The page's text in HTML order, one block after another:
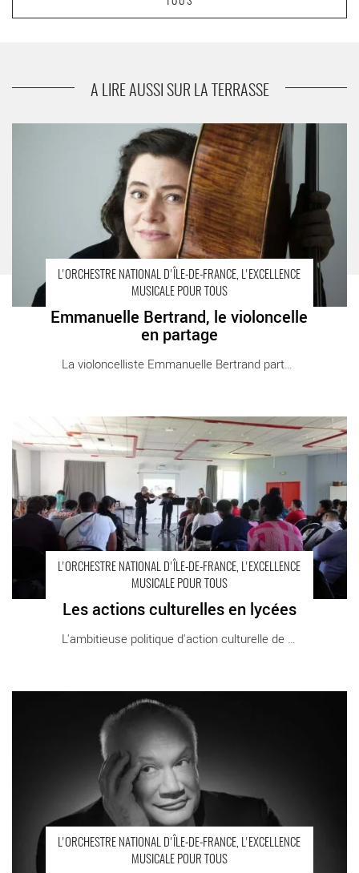
A LIRE AUSSI SUR LA TERRASSE
L'ORCHESTRE NATIONAL D'ÎLE-DE-FRANCE, L'EXCELLENCE
MUSICALE POUR TOUS
Emmanuelle Bertrand, le violoncelle
en partage
La violoncelliste Emmanuelle Bertrand partage [...]
Emmanuelle Bertrand, le violoncelle en partage - Critique sortie
L'ORCHESTRE NATIONAL D'ÎLE-DE-FRANCE, L'EXCELLENCE
MUSICALE POUR TOUS
Les actions culturelles en lycées
L'ambitieuse politique d'action culturelle de [...]
Les actions culturelles en lycées - Critique sortie
L'ORCHESTRE NATIONAL D'ÎLE-DE-FRANCE, L'EXCELLENCE
MUSICALE POUR TOUS
Rendez-vous avec Mahler, accompagné par l’écrivain Éric-
Emmanuel Schmitt - Critique sortie Créteil